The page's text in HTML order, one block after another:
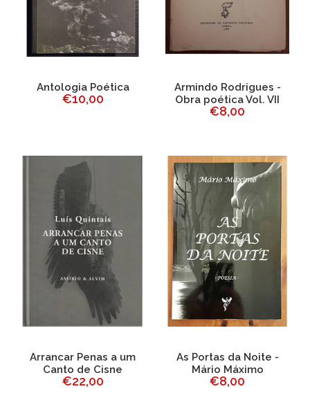
Antologia Poética
€10,00
Armindo Rodrigues -
Obra poética Vol. VII
€8,00
Arrancar Penas a um
Canto de Cisne
€22,00
As Portas da Noite -
Mário Máximo
€8,00